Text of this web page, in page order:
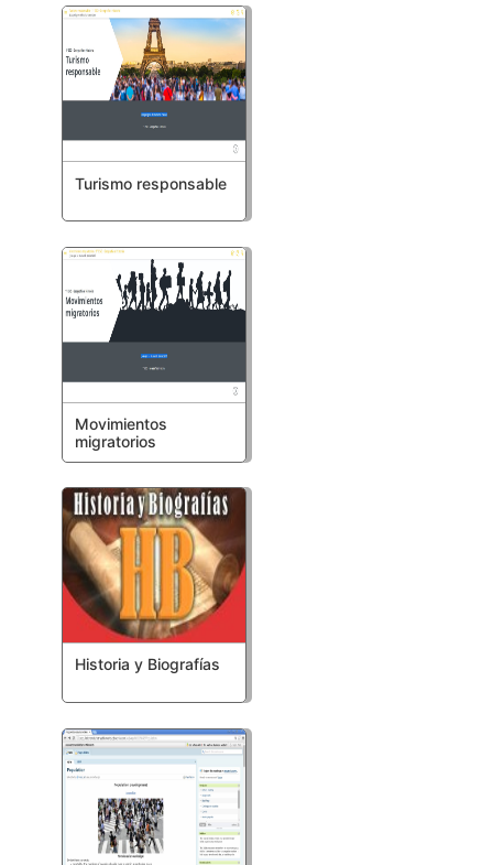
Turismo responsable
Movimientos
migratorios
Historia y Biografías